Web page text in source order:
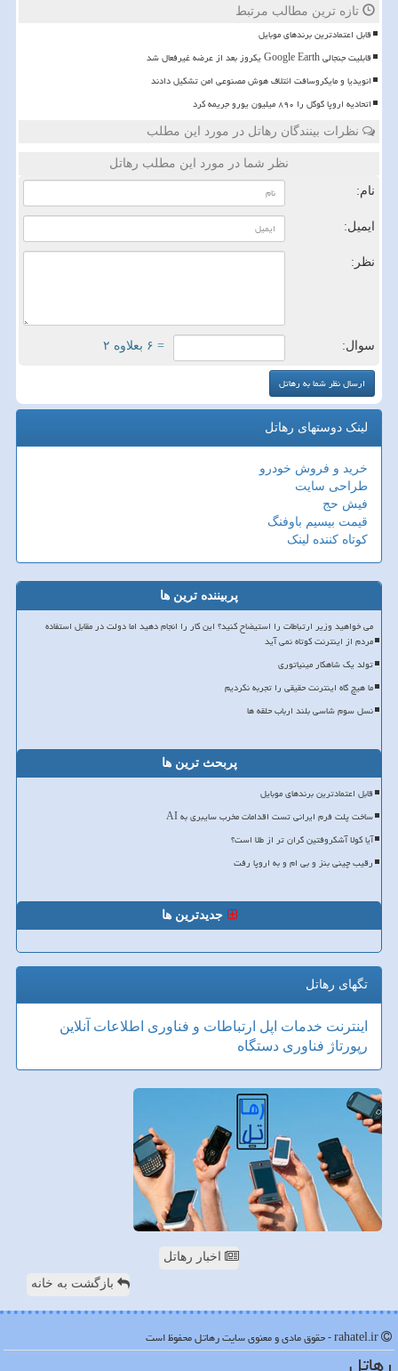
تازه ترین مطالب مرتبط
قابل اعتمادترین برندهای موبایل
قابلیت جنجالی Google Earth یکروز بعد از عرضه غیرفعال شد
انویدیا و مایکروسافت ائتلاف هوش مصنوعی امن تشکیل دادند
اتحادیه اروپا گوگل را ۸۹۰ میلیون یورو جریمه کرد
نظرات بینندگان رهاتل در مورد این مطلب
نظر شما در مورد این مطلب رهاتل
نام:
ایمیل:
نظر:
سوال: = ۶ بعلاوه ۲
لینک دوستهای رهاتل
خرید و فروش خودرو
طراحی سایت
فیش حج
قیمت بیسیم باوفنگ
کوتاه کننده لینک
پربیننده ترین ها
می خواهید وزیر ارتباطات را استیضاح کنید؟ این کار را انجام دهید اما دولت در مقابل استفاده
مردم از اینترنت کوتاه نمی آید
تولد یک شاهکار مینیاتوری
ما هیچ گاه اینترنت حقیقی را تجربه نکردیم
نسل سوم شاسی بلند ارباب حلقه ها
پربحث ترین ها
قابل اعتمادترین برندهای موبایل
ساخت پلت فرم ایرانی تست اقدامات مخرب سایبری به AI
آیا کولا آشکروفتین گران تر از طلا است؟
رقیب چینی بنز و بی ام و به اروپا رفت
جدیدترین ها
تگهای رهاتل
اینترنت خدمات اپل ارتباطات و فناوری اطلاعات آنلاین
رپورتاژ فناوری دستگاه
اخبار رهاتل
بازگشت به خانه